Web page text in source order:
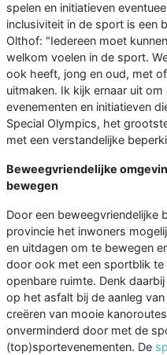
spelen en initiatieven
inclusiviteit in de sport is een
Olthof: "Iedereen moet
welkom voelen in de sport.
ook heeft, jong en oud, met
uitmaken. Ik kijk ernaar uit
evenementen en initiatieven
Special Olympics, het
met een verstandelijke
Beweegvriendelijke
bewegen
Door een beweegvriendelijke
provincie het inwoners
en uitdagen om te bewegen
door ook met een sportblik te
openbare ruimte. Denk
op het asfalt bij de aanleg
creëren van mooie
onverminderd door met de
(top)sportevenementen. De